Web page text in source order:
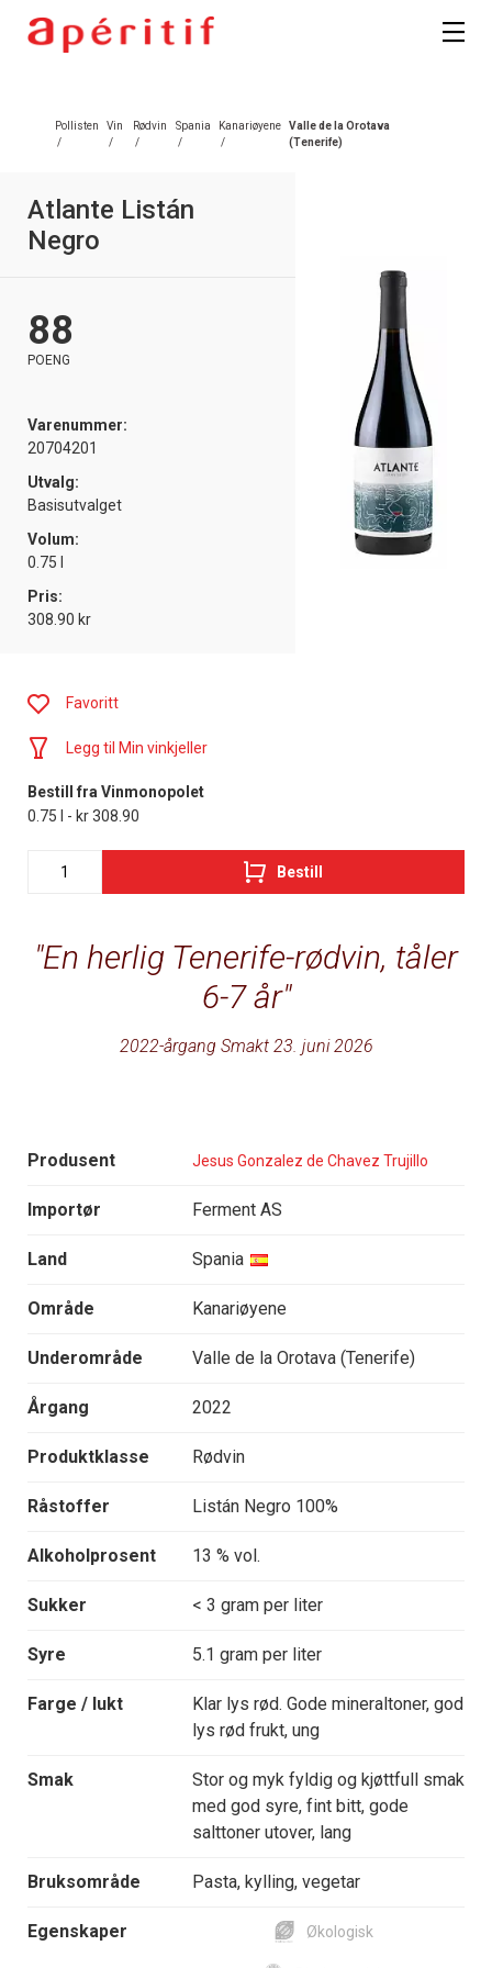
Pollisten
/
Vin
/
Rødvin
/
Spania
/
Kanariøyene
/
Valle de la Orotava
(Tenerife)
Atlante Listán
Negro
88
POENG
Varenummer:
20704201
Utvalg:
Basisutvalget
Volum:
0.75 l
Pris:
308.90 kr
En herlig Tenerife-rødvin, tåler
6-7 år
2022-årgang Smakt 23. juni 2026
Produsent Jesus Gonzalez de Chavez Trujillo
Importør Ferment AS
Land Spania
Område Kanariøyene
Underområde Valle de la Orotava (Tenerife)
Årgang 2022
Produktklasse Rødvin
Råstoffer Listán Negro 100%
Alkoholprosent 13 % vol.
Sukker < 3 gram per liter
Syre 5.1 gram per liter
Farge / lukt
Klar lys rød. Gode mineraltoner, god
lys rød frukt, ung
Smak
Stor og myk fyldig og kjøttfull smak
med god syre, fint bitt, gode
salttoner utover, lang
Bruksområde Pasta, kylling, vegetar
Egenskaper Økologisk
Favoritt
Legg til Min vinkjeller
Bestill fra Vinmonopolet
0.75 l - kr 308.90
Bestill